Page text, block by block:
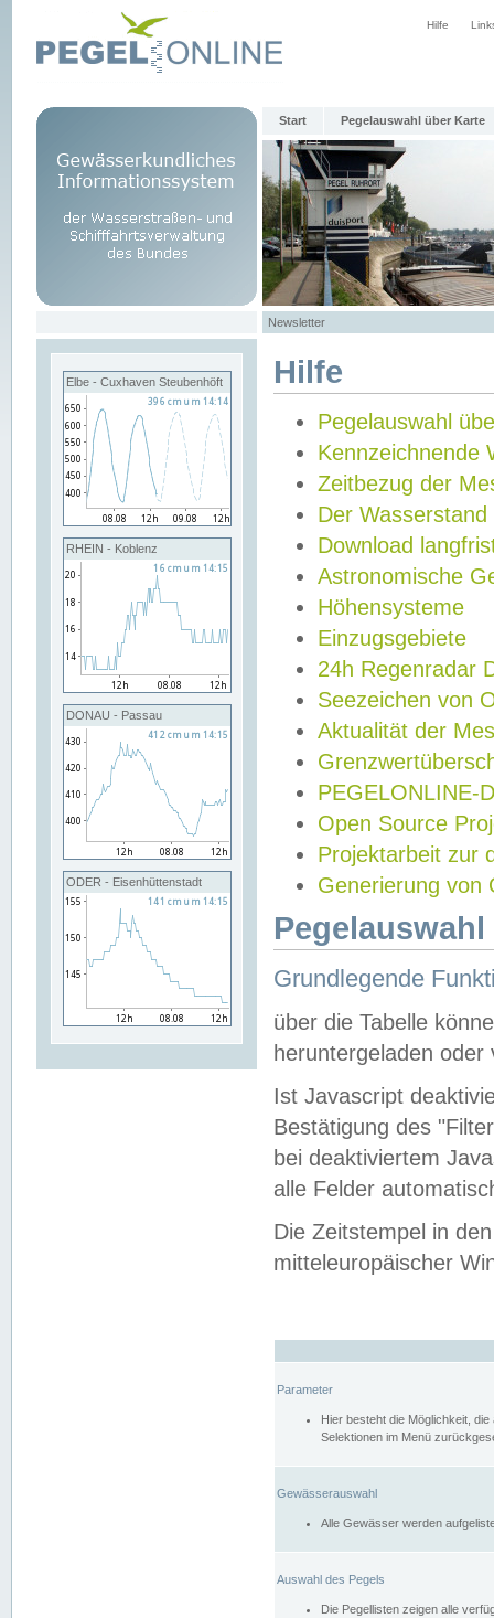
Hilfe
Start Pegelauswahl über Karte
Newsletter
Elbe - Cuxhaven Steubenhöft
RHEIN - Koblenz
DONAU - Passau
ODER - Eisenhüttenstadt
Hilfe
Pegelauswahl
Kennzeichnende
Zeitbezug der
Der Wasserstand
Download
Astronomische
Höhensysteme
Einzugsgebiete
24h Regenradar
Seezeichen von
Aktualität der
PEGELONLINE-
Open Source
Projektarbeit zur
Generierung von
Grundlegende
über die Tabelle
heruntergeladen oder
Ist Javascript
Bestätigung des
bei deaktiviertem
alle Felder
Die Zeitstempel in
mitteleuropäischer
Parameter
Hier besteht die Möglichkeit,
Selektionen im Menü
Gewässerauswahl
Alle Gewässer werden
Auswahl des Pegels
Die Pegellisten zeigen alle